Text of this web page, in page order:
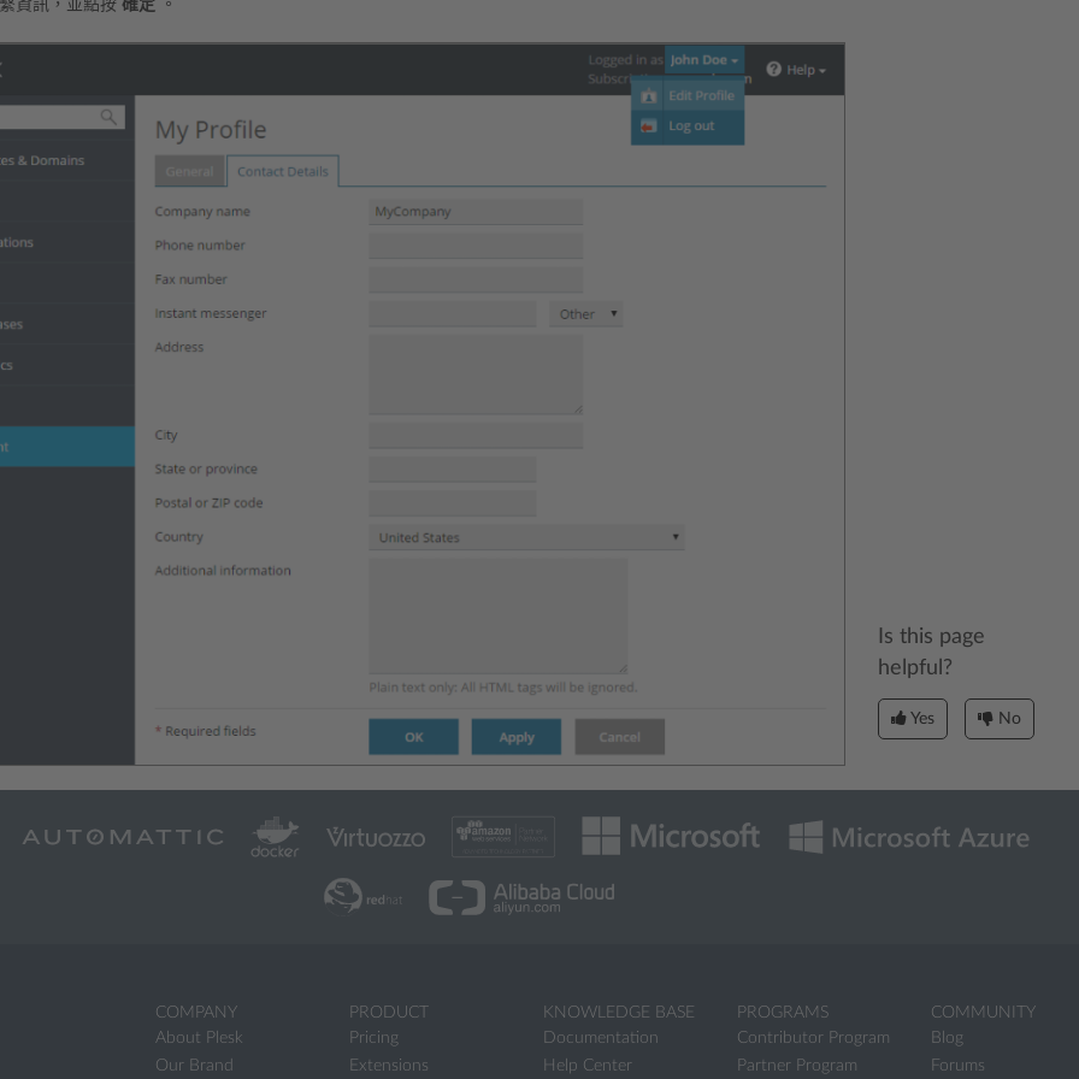
資訊，並點按 確定 。
Is this page
helpful?
Yes No
COMPANY
About Plesk
Our Brand
PRODUCT
Pricing
Extensions
KNOWLEDGE BASE
Documentation
Help Center
PROGRAMS
Contributor Program
Partner Program
COMMUNITY
Blog
Forums